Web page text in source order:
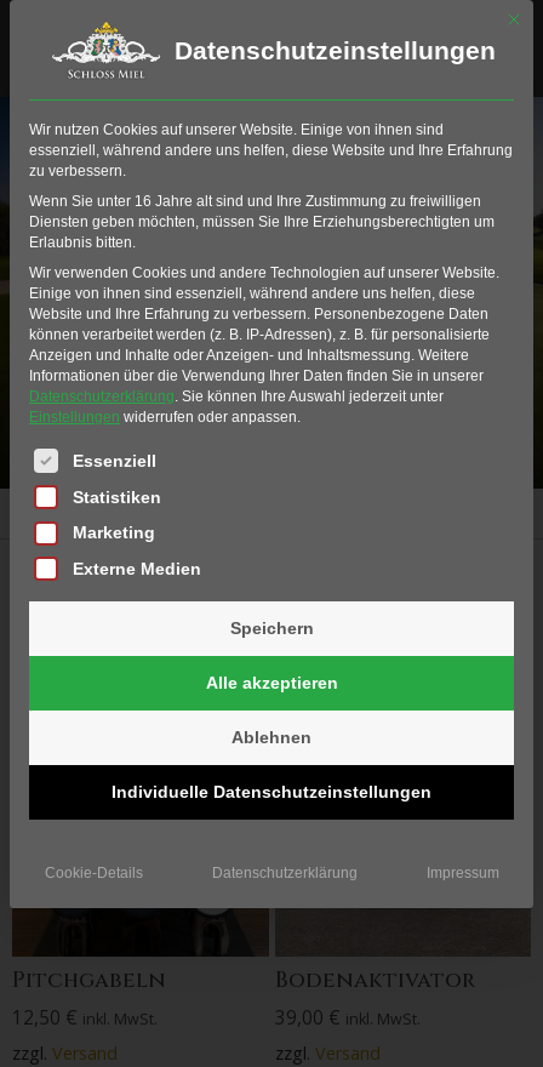
Alle Produkte
Home
19–21 von 21
angezeigt
Pitchgabeln
12,50 € inkl. MwSt.
zzgl. Versand
Bodenaktivator
39,00 € inkl. MwSt.
zzgl. Versand
Mit
Datenschutzeinstellungen
Wir nutzen Cookies auf unserer Website. Einige von ihnen sind
essenziell, während andere uns helfen, diese Website und Ihre Erfahrung
zu verbessern.
Wenn Sie unter 16 Jahre alt sind und Ihre Zustimmung zu freiwilligen
Diensten geben möchten, müssen Sie Ihre Erziehungsberechtigten um
Erlaubnis bitten.
Wir verwenden Cookies und andere Technologien auf unserer Website.
Einige von ihnen sind essenziell, während andere uns helfen, diese
Website und Ihre Erfahrung zu verbessern. Personenbezogene Daten
können verarbeitet werden (z. B. IP-Adressen), z. B. für personalisierte
Anzeigen und Inhalte oder Anzeigen- und Inhaltsmessung. Weitere
Informationen über die Verwendung Ihrer Daten finden Sie in unserer
Datenschutzerklärung. Sie können Ihre Auswahl jederzeit unter
Einstellungen widerrufen oder anpassen.
Es folgt eine Liste der Service-Gruppen, für die eine
Essenziell
Statistiken
Marketing
Externe Medien
Speichern
Alle akzeptieren
Ablehnen
Individuelle Datenschutzeinstellungen
Cookie-Details Datenschutzerklärung Impressum